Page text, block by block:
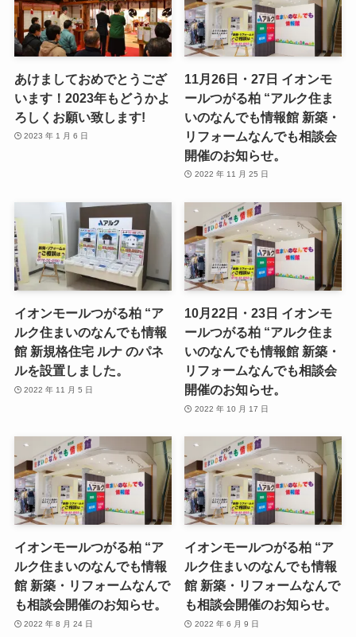
あけましておめでとうござ
います！2023年もどうかよ
ろしくお願い致します!
2023 年 1 月 6 日
11月26日・27日 イオンモ
ールつがる柏 “アルク住ま
いのなんでも情報館 新築・
リフォームなんでも相談会
開催のお知らせ。
2022 年 11 月 25 日
イオンモールつがる柏 “ア
ルク住まいのなんでも情報
館 新規格住宅 ルナ のパネ
ルを設置しました。
2022 年 11 月 5 日
10月22日・23日 イオンモ
ールつがる柏 “アルク住ま
いのなんでも情報館 新築・
リフォームなんでも相談会
開催のお知らせ。
2022 年 10 月 17 日
イオンモールつがる柏 “ア
ルク住まいのなんでも情報
館 新築・リフォームなんで
も相談会開催のお知らせ。
2022 年 8 月 24 日
イオンモールつがる柏 “ア
ルク住まいのなんでも情報
館 新築・リフォームなんで
も相談会開催のお知らせ。
2022 年 6 月 9 日